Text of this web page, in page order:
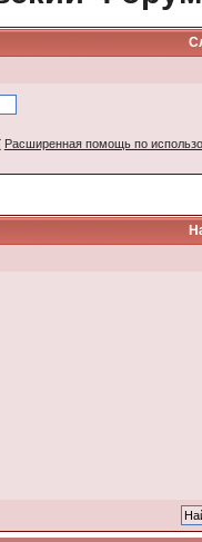
Расширенная помощь по